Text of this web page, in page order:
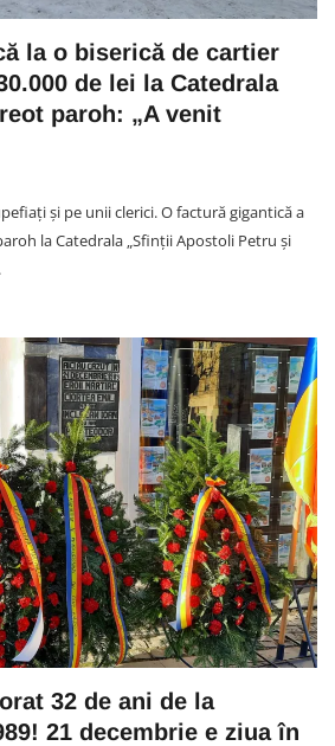
la o biserică de cartier
de lei la Catedrala
paroh: „A venit
și pe unii clerici. O factură gigantică a
la Catedrala „Sfinții Apostoli Petru și
32 de ani de la
21 decembrie e ziua în